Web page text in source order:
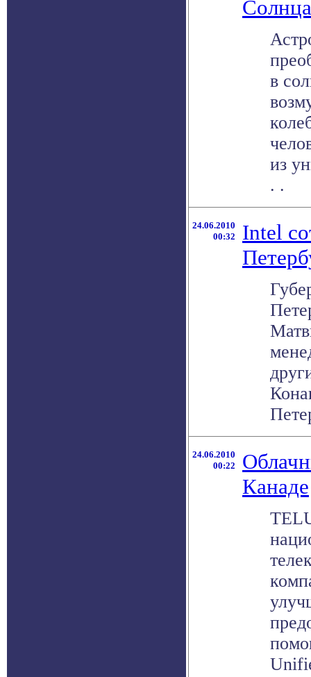
Солнца
в
из
. .
24.06.2010
00:32
Intel
24.06.2010
00:22
Канаде